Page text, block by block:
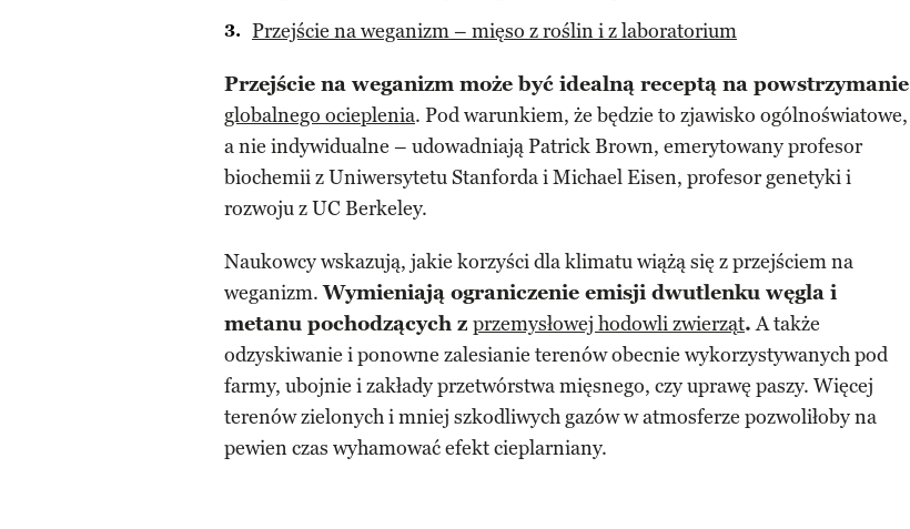
Przejście na weganizm – mięso z roślin i z laboratorium
Przejście na weganizm może być idealną receptą na powstrzymanie
globalnego ocieplenia. Pod warunkiem, że będzie to zjawisko ogólnoświatowe,
a nie indywidualne – udowadniają Patrick Brown, emerytowany profesor
biochemii z Uniwersytetu Stanforda i Michael Eisen, profesor genetyki i
rozwoju z UC Berkeley.
Naukowcy wskazują, jakie korzyści dla klimatu wiążą się z przejściem na
weganizm.Wymieniają ograniczenie emisji dwutlenku węgla i
metanu pochodzących z przemysłowej hodowli zwierząt.A także
odzyskiwanie i ponowne zalesianie terenów obecnie wykorzystywanych pod
farmy, ubojnie i zakłady przetwórstwa mięsnego, czy uprawę paszy. Więcej
terenów zielonych i mniej szkodliwych gazów w atmosferze pozwoliłoby na
pewien czas wyhamować efekt cieplarniany.